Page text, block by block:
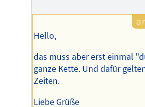
Hello,
das muss aber erst einmal
ganze Kette. Und dafür
Zeiten.
Liebe Grüße